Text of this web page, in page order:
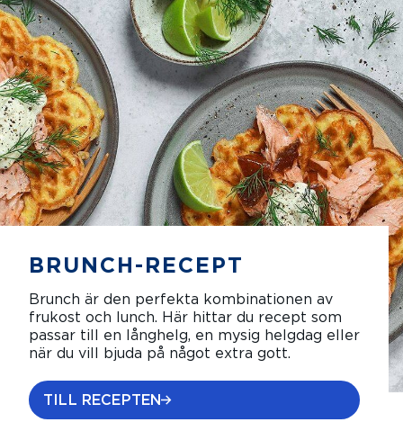
BRUNCH-RECEPT
Brunch är den perfekta kombinationen av
frukost och lunch. Här hittar du recept som
passar till en långhelg, en mysig helgdag eller
när du vill bjuda på något extra gott.
TILL RECEPTEN